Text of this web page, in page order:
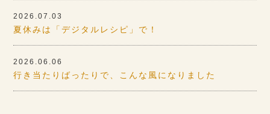
2026.07.03
夏休みは「デジタルレシピ」で！
2026.06.06
行き当たりばったりで、こんな風になりました